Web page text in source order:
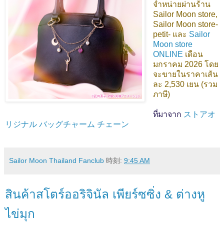
จำหน่ายผ่านร้าน
Sailor Moon store,
Sailor Moon store-
petit- และ Sailor
Moon store
ONLINE เดือน
มกราคม 2026 โดย
จะขายในราคาเส้น
ละ 2,530 เยน (รวม
ภาษี)
ที่มาจาก ストアオ
リジナル バッグチャーム チェーン
Sailor Moon Thailand Fanclub 時刻: 9:45 AM
สินค้าสโตร์ออริจินัล เพียร์ซซิ่ง & ต่างหู
ไข่มุก